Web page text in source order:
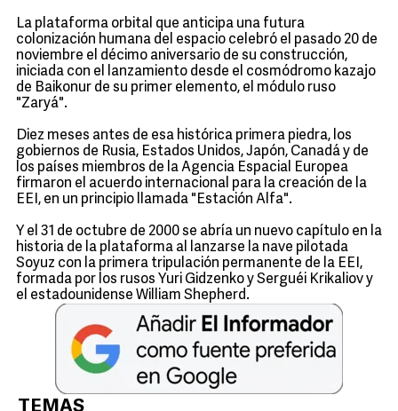
La plataforma orbital que anticipa una futura
colonización humana del espacio celebró el pasado 20 de
noviembre el décimo aniversario de su construcción,
iniciada con el lanzamiento desde el cosmódromo kazajo
de Baikonur de su primer elemento, el módulo ruso
"Zaryá".
Diez meses antes de esa histórica primera piedra, los
gobiernos de Rusia, Estados Unidos, Japón, Canadá y de
los países miembros de la Agencia Espacial Europea
firmaron el acuerdo internacional para la creación de la
EEI, en un principio llamada "Estación Alfa".
Y el 31 de octubre de 2000 se abría un nuevo capítulo en la
historia de la plataforma al lanzarse la nave pilotada
Soyuz con la primera tripulación permanente de la EEI,
formada por los rusos Yuri Gidzenko y Serguéi Krikaliov y
el estadounidense William Shepherd.
TEMAS